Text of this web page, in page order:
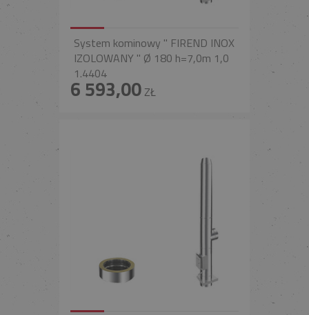
System kominowy " FIREND INOX
IZOLOWANY " Ø 180 h=7,0m 1,0
1.4404
6 593,00ZŁ